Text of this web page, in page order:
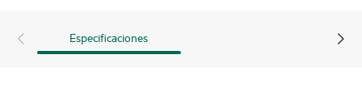
Especificaciones